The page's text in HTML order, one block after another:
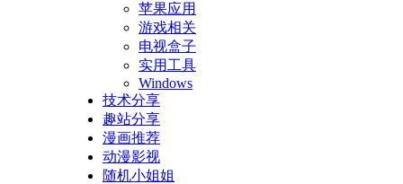
苹果应用
游戏相关
电视盒子
实用工具
Windows
技术分享
趣站分享
漫画推荐
动漫影视
随机小姐姐